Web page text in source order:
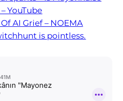
YouTube
AI Grief – NOEMA
is pointless.